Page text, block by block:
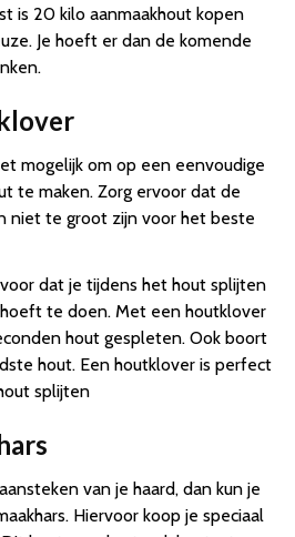
is 20 kilo aanmaakhout kopen
Je hoeft er dan de komende
mogelijk om op een eenvoudige
te maken. Zorg ervoor dat de
niet te groot zijn voor het beste
dat je tijdens het hout splijten
te doen. Met een houtklover
hout gespleten. Ook boort
hout. Een houtklover is perfect
splijten
van je haard, dan kun je
Hiervoor koop je speciaal